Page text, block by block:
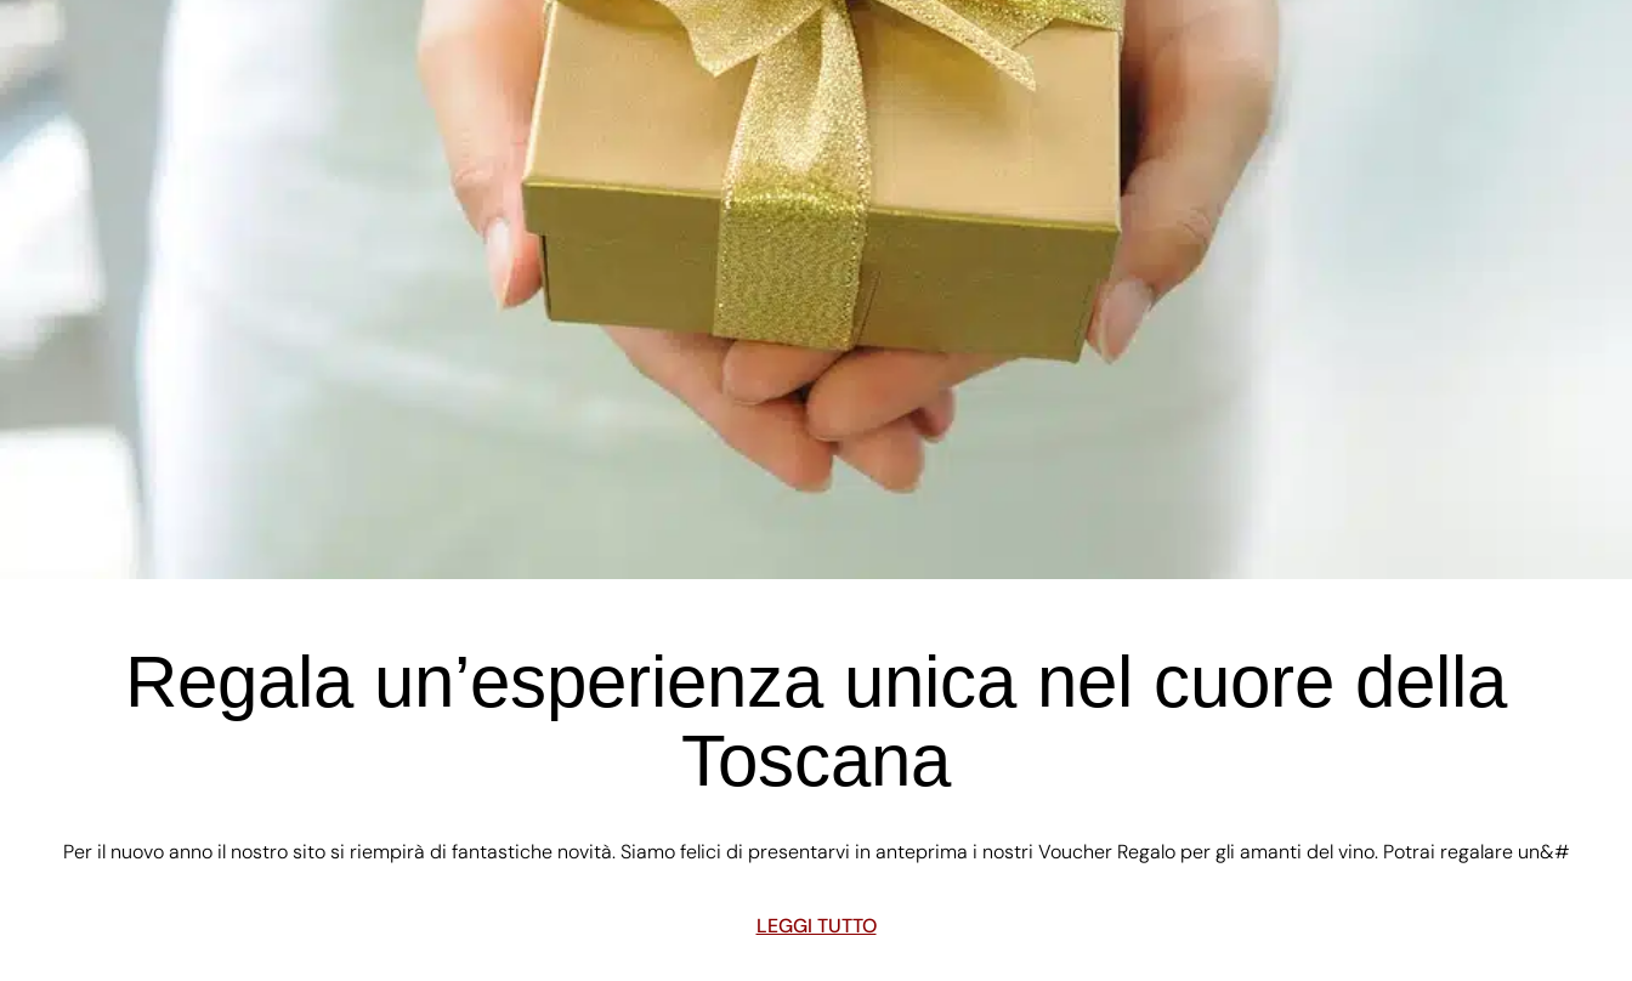
Regala un’esperienza unica nel cuore della
Toscana
Per il nuovo anno il nostro sito si riempirà di fantastiche novità. Siamo felici di presentarvi in anteprima i nostri Voucher Regalo per gli amanti del vino. Potrai regalare un&#
LEGGI TUTTO